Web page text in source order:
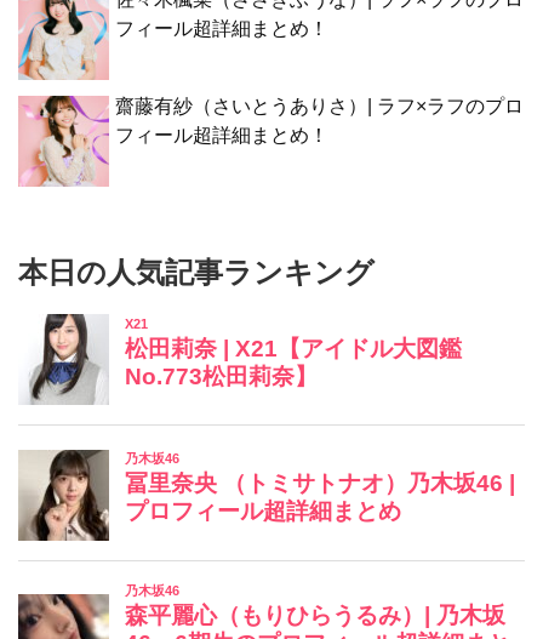
フィール超詳細まとめ！
齋藤有紗（さいとうありさ）| ラフ×ラフのプロ
フィール超詳細まとめ！
本日の人気記事ランキング